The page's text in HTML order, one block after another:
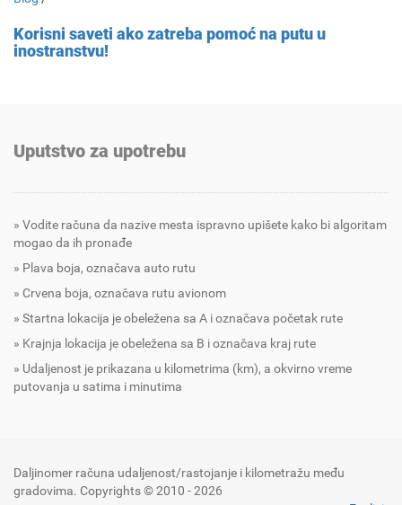
Korisni saveti ako zatreba pomoć na putu u
inostranstvu!
Uputstvo za upotrebu
Vodite računa da nazive mesta ispravno upišete kako bi algoritam
mogao da ih pronađe
Plava boja, označava auto rutu
Crvena boja, označava rutu avionom
Startna lokacija je obeležena sa A i označava početak rute
Krajnja lokacija je obeležena sa B i označava kraj rute
Udaljenost je prikazana u kilometrima (km), a okvirno vreme
putovanja u satima i minutima
Daljinomer računa udaljenost/rastojanje i kilometražu među
gradovima. Copyrights © 2010 - 2026